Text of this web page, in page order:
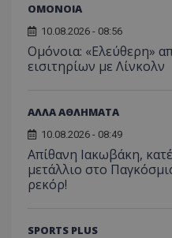
ΟΜΟΝΟΙΑ
10.08.2026 - 08:56
Ομόνοια: «Ελεύθερη»
εισιτηρίων με Λίνκολν
ΑΛΛΑ ΑΘΛΗΜΑΤΑ
10.08.2026 - 08:49
Απίθανη Ιακωβάκη,
μετάλλιο στο
ρεκόρ!
SPORTS PLUS